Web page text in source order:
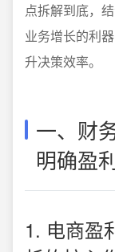
点拆解到底，
业务增长的利
升决策效率。
一、财
明确盈
1. 电商盈